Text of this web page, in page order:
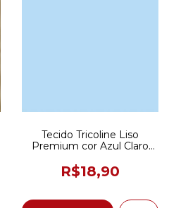
Tecido Tricoline Liso
Premium cor Azul Claro
R$18,90